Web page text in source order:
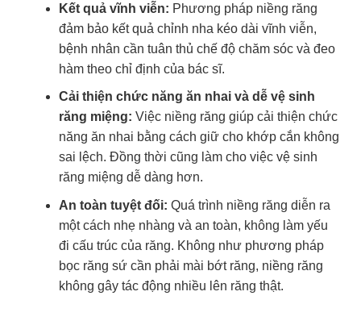
Kết quả vĩnh viễn: Phương pháp niềng răng
đảm bảo kết quả chỉnh nha kéo dài vĩnh viễn,
bệnh nhân cần tuân thủ chế độ chăm sóc và đeo
hàm theo chỉ định của bác sĩ.
Cải thiện chức năng ăn nhai và dễ vệ sinh
răng miệng: Việc niềng răng giúp cải thiện chức
năng ăn nhai bằng cách giữ cho khớp cắn không
sai lệch. Đồng thời cũng làm cho việc vệ sinh
răng miệng dễ dàng hơn.
An toàn tuyệt đối: Quá trình niềng răng diễn ra
một cách nhẹ nhàng và an toàn, không làm yếu
đi cấu trúc của răng. Không như phương pháp
bọc răng sứ cần phải mài bớt răng, niềng răng
không gây tác động nhiều lên răng thật.